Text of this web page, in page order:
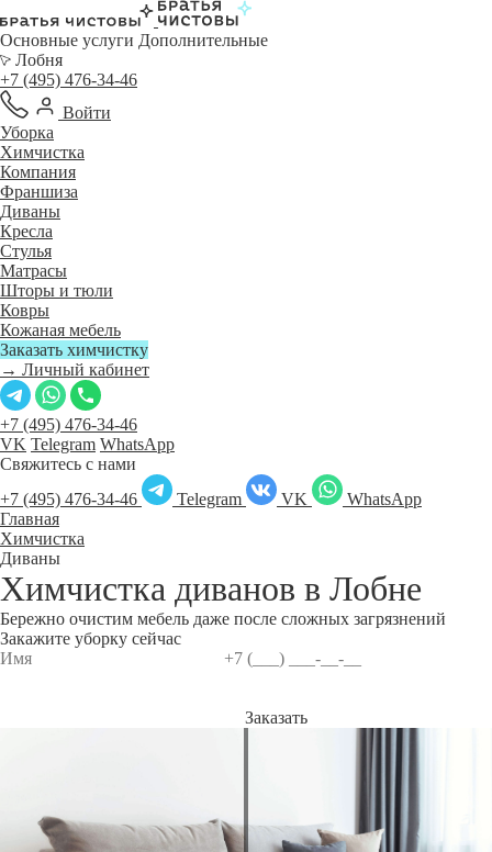
Основные услуги Дополнительные
Лобня
+7 (495) 476-34-46
Войти
Уборка
Химчистка
Компания
Франшиза
Диваны
Кресла
Стулья
Матрасы
Шторы и тюли
Ковры
Кожаная мебель
Заказать химчистку
→ Личный кабинет
+7 (495) 476-34-46
VK Telegram WhatsApp
Свяжитесь с нами
+7 (495) 476-34-46
Telegram VK
WhatsApp
Главная
Химчистка
Диваны
Химчистка диванов в Лобне
Бережно очистим мебель даже после сложных загрязнений
Закажите уборку сейчас
Заказать